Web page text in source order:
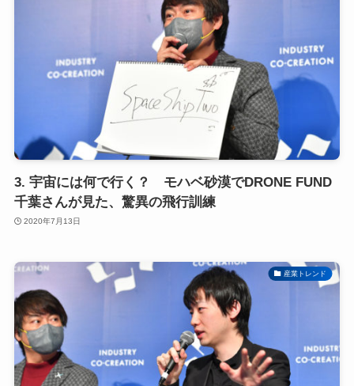
3. 宇宙には何で行く？ モハベ砂漠でDRONE FUND
千葉さんが見た、驚異の飛行訓練
2020年7月13日
産業トレンド